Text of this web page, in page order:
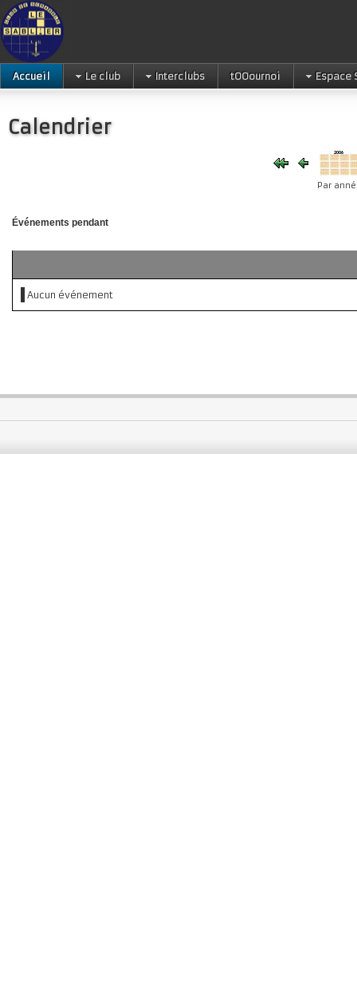
Accueil Le club Interclubs tOOournoi Espace
Calendrier
Par
Événements pendant
Aucun événement